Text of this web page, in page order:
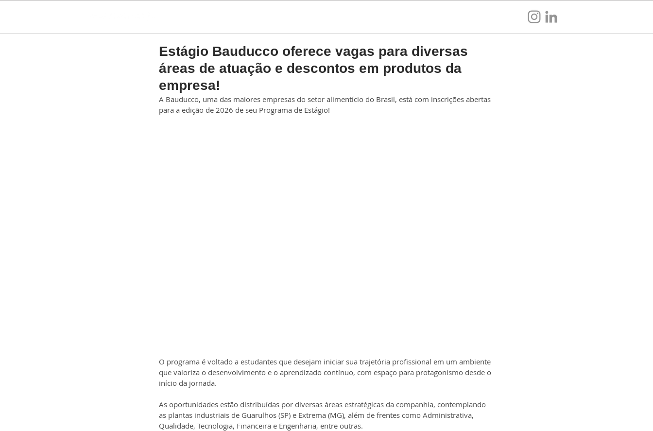
Estágio Bauducco oferece vagas para diversas
áreas de atuação e descontos em produtos da
empresa!
A Bauducco, uma das maiores empresas do setor alimentício do Brasil, está com inscrições abertas
para a edição de 2026 de seu Programa de Estágio!
O programa é voltado a estudantes que desejam iniciar sua trajetória profissional em um ambiente
que valoriza o desenvolvimento e o aprendizado contínuo, com espaço para protagonismo desde o
início da jornada.
As oportunidades estão distribuídas por diversas áreas estratégicas da companhia, contemplando
as plantas industriais de Guarulhos (SP) e Extrema (MG), além de frentes como Administrativa,
Qualidade, Tecnologia, Financeira e Engenharia, entre outras.